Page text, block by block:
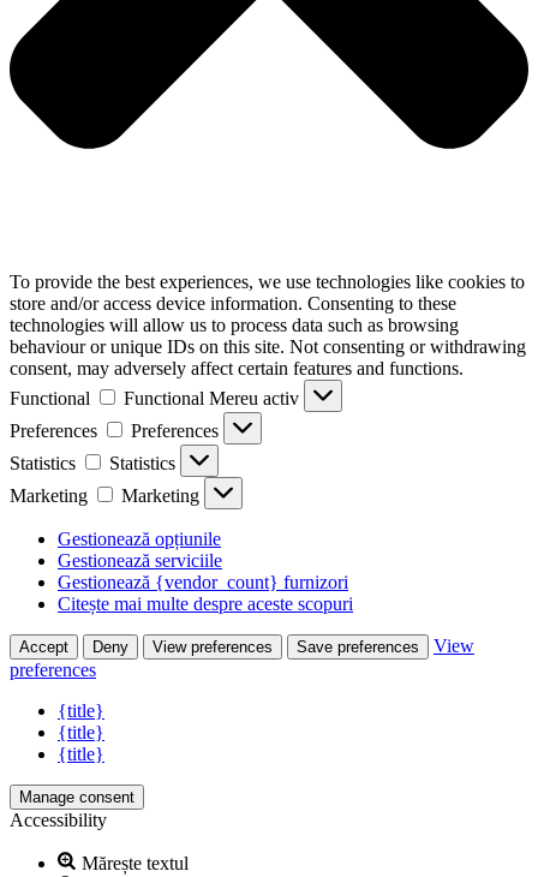
To provide the best experiences, we use technologies like cookies to
store and/or access device information. Consenting to these
technologies will allow us to process data such as browsing
behaviour or unique IDs on this site. Not consenting or withdrawing
consent, may adversely affect certain features and functions.
Functional
Functional Mereu activ
Preferences
Preferences
Statistics
Statistics
Marketing
Marketing
Gestionează opțiunile
Gestionează serviciile
Gestionează {vendor_count} furnizori
Citește mai multe despre aceste scopuri
Accept Deny View preferences Save preferences
View
preferences
{title}
{title}
{title}
Manage consent
Accessibility
Mărește textul